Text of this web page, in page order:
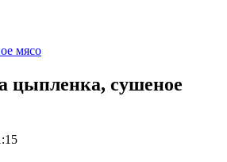
мясо
цыпленка, сушеное